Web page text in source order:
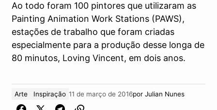
Ao todo foram 100 pintores que utilizaram as
Painting Animation Work Stations (PAWS),
estações de trabalho que foram criadas
especialmente para a produção desse longa de
80 minutos, Loving Vincent, em dois anos.
Arte Inspiração 11 de março de 2016por Julian Nunes